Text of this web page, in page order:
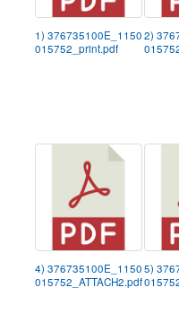
1) 376735100E_1150
015752_print.pdf
2)
4) 376735100E_1150
015752_ATTACH2.pdf
5)